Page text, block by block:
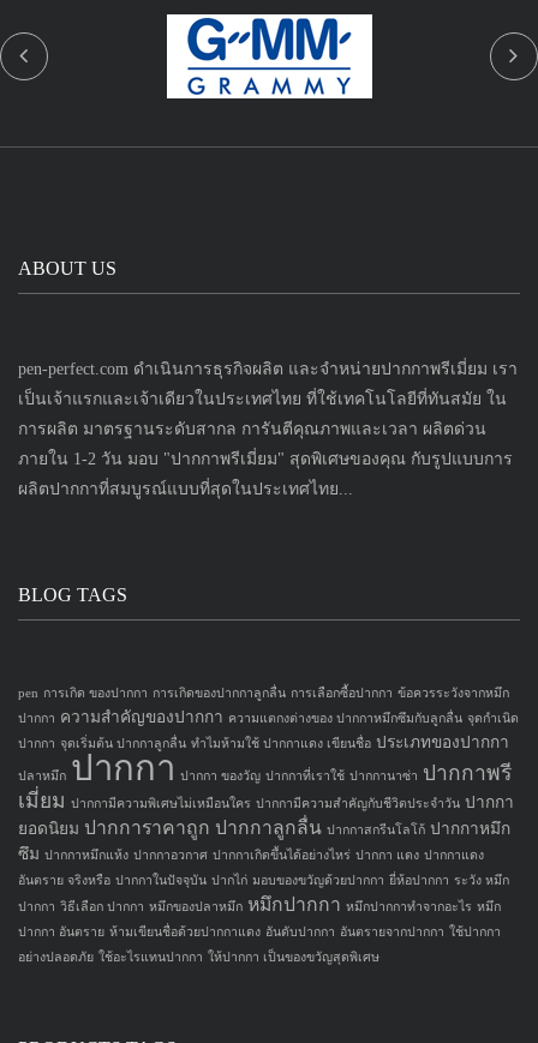
ABOUT US
pen-perfect.com ดำเนินการธุรกิจผลิต และจำหน่ายปากกาพรีเมี่ยม เรา
เป็นเจ้าแรกและเจ้าเดียวในประเทศไทย ที่ใช้เทคโนโลยีที่ทันสมัย ใน
การผลิต มาตรฐานระดับสากล การันตีคุณภาพและเวลา ผลิตด่วน
ภายใน 1-2 วัน มอบ "ปากกาพรีเมี่ยม" สุดพิเศษของคุณ กับรูปแบบการ
ผลิตปากกาที่สมบูรณ์แบบที่สุดในประเทศไทย...
BLOG TAGS
pen การเกิด ของปากกา การเกิดของปากกาลูกลื่น การเลือกซื้อปากกา ข้อควรระวังจากหมึก
ปากกา ความสำคัญของปากกา ความแตกงต่างของ ปากกาหมึกซึมกับลูกลื่น จุดกำเนิด
ปากกา จุดเริ่มต้น ปากกาลูกลื่น ทำไมห้ามใช้ ปากกาแดง เขียนชื่อ ประเภทของปากกา
ปลาหมึก ปากกา ปากกา ของวัญ ปากกาที่เราใช้ ปากกานาซ่า ปากกาพรี
เมี่ยม ปากกามีความพิเศษไม่เหมือนใคร ปากกามีความสำคัญกับชีวิตประจำวัน ปากกา
ยอดนิยม ปากการาคาถูก ปากกาลูกลื่น ปากกาสกรีนโลโก้ ปากกาหมึก
ซึม ปากกาหมึกแห้ง ปากกาอวกาศ ปากกาเกิดขึ้นได้อย่างไหร่ ปากกา แดง ปากกาแดง
อันตราย จริงหรือ ปากกาในปัจจุบัน ปากไก่ มอบของขวัญด้วยปากกา ยี่ห้อปากกา ระวัง หมึก
ปากกา วิธีเลือก ปากกา หมึกของปลาหมึก หมึกปากกา หมึกปากกาทำจากอะไร หมึก
ปากกา อันตราย ห้ามเขียนชื่อด้วยปากกาแดง อันดับปากกา อันตรายจากปากกา ใช้ปากกา
อย่างปลอดภัย ใช้อะไรแทนปากกา ให้ปากกา เป็นของขวัญสุดพิเศษ